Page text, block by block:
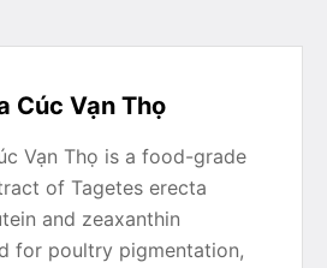
Cúc Vạn Thọ
Vạn Thọ is a food-grade
of Tagetes erecta
and zeaxanthin
for poultry pigmentation,